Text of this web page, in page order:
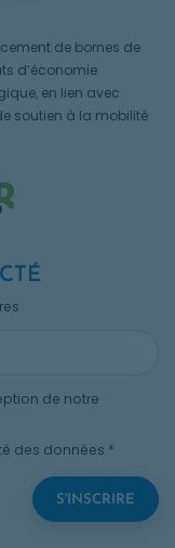
de bornes de
d’économie
en lien avec
soutien à la mobilité
de notre
des données *